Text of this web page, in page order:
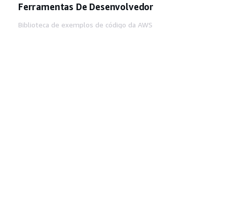
Ferramentas De Desenvolvedor
Biblioteca de exemplos de código da AWS